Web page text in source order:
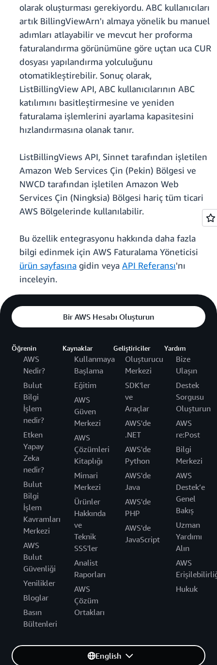
olarak oluşturması gerekiyordu. ABC kullanıcıları
artık BillingViewArn'ı almaya yönelik bu manuel
adımları atlayabilir ve mevcut her proforma
faturalandırma görünümüne göre uçtan uca CUR
dosyası yapılandırma yolculuğunu
otomatikleştirebilir. Sonuç olarak,
ListBillingView API, ABC kullanıcılarının ABC
katılımını basitleştirmesine ve yeniden
faturalama işlemlerini ayarlama kapasitesini
hızlandırmasına olanak tanır.
ListBillingViews API, Sinnet tarafından işletilen
Amazon Web Services Çin (Pekin) Bölgesi ve
NWCD tarafından işletilen Amazon Web
Services Çin (Ningksia) Bölgesi hariç tüm ticari
AWS Bölgelerinde kullanılabilir.
Bu özellik entegrasyonu hakkında daha fazla
bilgi edinmek için AWS Faturalama Yöneticisi
ürün sayfasına gidin veya API Referansı'nı
inceleyin.
Bir AWS Hesabı Oluşturun
Öğrenin
AWS
Nedir?
Bulut
Bilgi
İşlem
nedir?
Etken
Yapay
Zeka
nedir?
Bulut
Bilgi
İşlem
Kavramları
Merkezi
AWS
Bulut
Güvenliği
Yenilikler
Bloglar
Basın
Bültenleri
Kaynaklar
Kullanmaya
Başlama
Eğitim
AWS
Güven
Merkezi
AWS
Çözümleri
Kitaplığı
Mimari
Merkezi
Ürünler
Hakkında
ve
Teknik
SSS'ler
Analist
Raporları
AWS
Çözüm
Ortakları
Geliştiriciler
Oluşturucu
Merkezi
SDK'ler
ve
Araçlar
AWS'de
.NET
AWS'de
Python
AWS'de
Java
AWS'de
PHP
AWS'de
JavaScript
Yardım
Bize
Ulaşın
Destek
Sorgusu
Oluşturun
AWS
re:Post
Bilgi
Merkezi
AWS
Destek’e
Genel
Bakış
Uzman
Yardımı
Alın
AWS
Hukuk
English